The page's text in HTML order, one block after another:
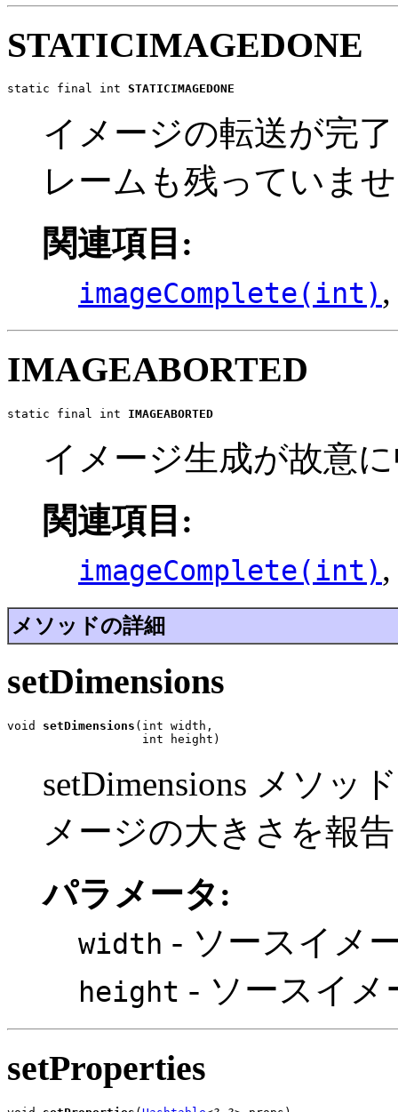
STATICIMAGEDONE
static final int STATICIMAGEDONE
イメージの転送が完
レームも残っていま
関連項目:
imageComplete(int)
IMAGEABORTED
static final int IMAGEABORTED
イメージ生成が故意
関連項目:
imageComplete(int)
メソッドの詳細
setDimensions
void setDimensions (int width,
                   int height)
setDimensions メソッ
メージの大きさを報
パラメータ:
width - ソースイメ
height - ソースイメ
setProperties